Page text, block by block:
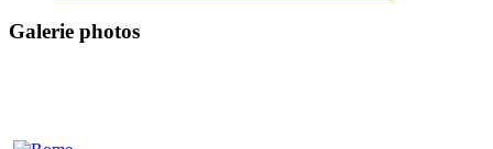
Galerie photos